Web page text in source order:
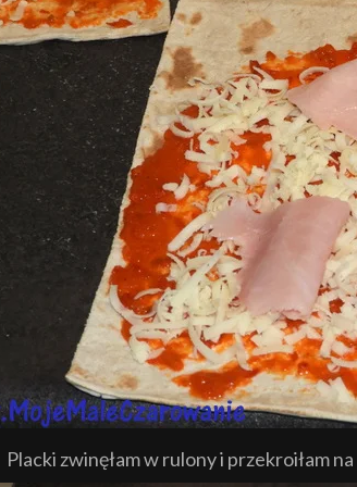
Placki zwinęłam w rulony i przekroiłam